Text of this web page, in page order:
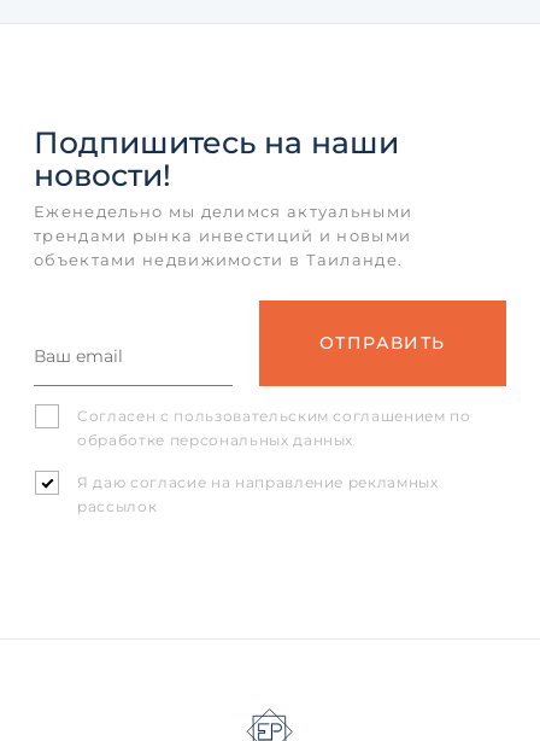
Подпишитесь на наши
новости!
Еженедельно мы делимся актуальными
трендами рынка инвестиций и новыми
объектами недвижимости в Таиланде.
Согласен с пользовательским соглашением по
обработке персональных данных
Я даю согласие на направление рекламных
рассылок